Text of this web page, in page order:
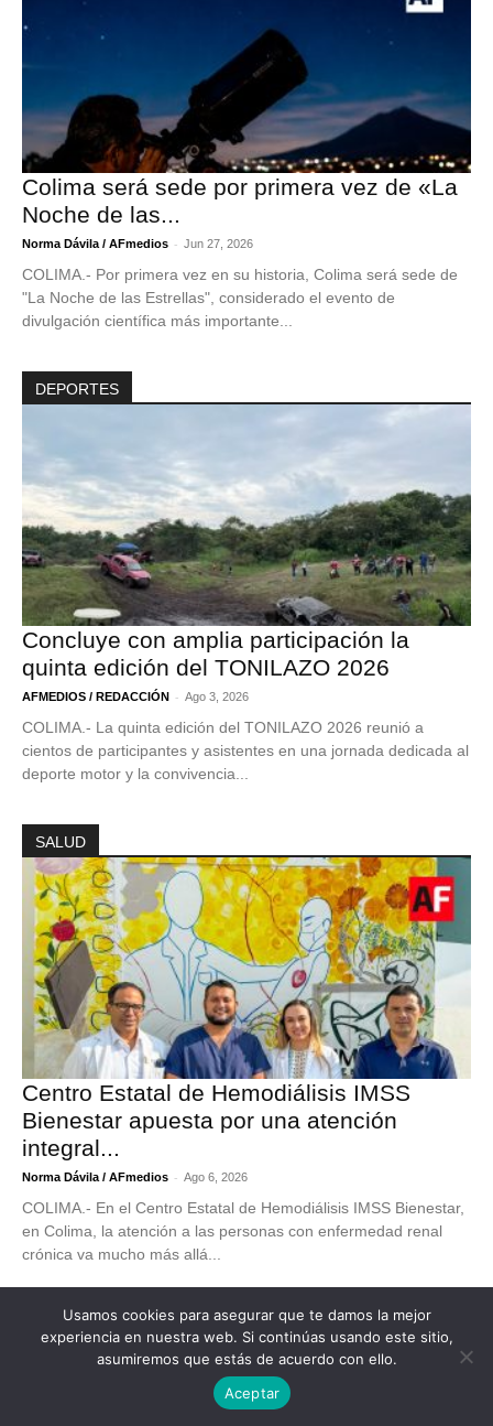
Colima será sede por primera vez de «La
Noche de las...
Norma Dávila / AFmedios - Jun 27, 2026
COLIMA.- Por primera vez en su historia, Colima será sede de
"La Noche de las Estrellas", considerado el evento de
divulgación científica más importante...
DEPORTES
Concluye con amplia participación la
quinta edición del TONILAZO 2026
AFMEDIOS / REDACCIÓN - Ago 3, 2026
COLIMA.- La quinta edición del TONILAZO 2026 reunió a
cientos de participantes y asistentes en una jornada dedicada al
deporte motor y la convivencia...
SALUD
Centro Estatal de Hemodiálisis IMSS
Bienestar apuesta por una atención
integral...
Norma Dávila / AFmedios - Ago 6, 2026
COLIMA.- En el Centro Estatal de Hemodiálisis IMSS Bienestar,
en Colima, la atención a las personas con enfermedad renal
crónica va mucho más allá...
LECTOR AF
Usamos cookies para asegurar que te damos la mejor
experiencia en nuestra web. Si continúas usando este sitio,
asumiremos que estás de acuerdo con ello.
Aceptar